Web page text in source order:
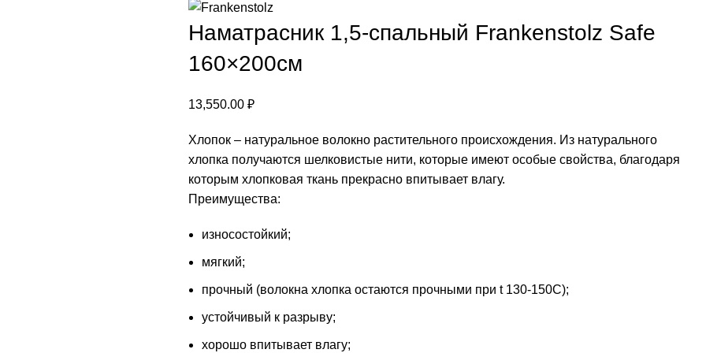
Наматрасник 1,5-спальный Frankenstolz Safe
160×200см
13,550.00 ₽
Хлопок – натуральное волокно растительного происхождения. Из натурального
хлопка получаются шелковистые нити, которые имеют особые свойства, благодаря
которым хлопковая ткань прекрасно впитывает влагу.
Преимущества:
износостойкий;
мягкий;
прочный (волокна хлопка остаются прочными при t 130-150C);
устойчивый к разрыву;
хорошо впитывает влагу;